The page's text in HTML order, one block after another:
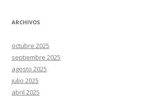
ARCHIVOS
octubre 2025
septiembre 2025
agosto 2025
julio 2025
abril 2025